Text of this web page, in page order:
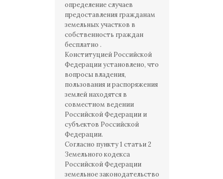
определение случаев
предоставления гражданам
земельных участков в
собственность граждан
бесплатно .
Конституцией Российской
Федерации установлено, что
вопросы владения,
пользования и распоряжения
землей находятся в
совместном ведении
Российской Федерации и
субъектов Российской
Федерации.
Согласно пункту 1 статьи 2
Земельного кодекса
Российской Федерации
земельное законодательство